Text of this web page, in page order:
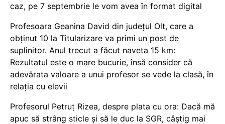
caz, pe 7 septembrie le vom avea în format digital
Profesoara Geanina David din județul Olt, care a
obținut 10 la Titularizare va primi un post de
suplinitor. Anul trecut a făcut naveta 15 km:
Rezultatul este o mare bucurie, însă consider că
adevărata valoare a unui profesor se vede la clasă, în
relația cu elevii
Profesorul Petruț Rizea, despre plata cu ora: Dacă mă
apuc să strâng sticle și să le duc la SGR, câștig mai